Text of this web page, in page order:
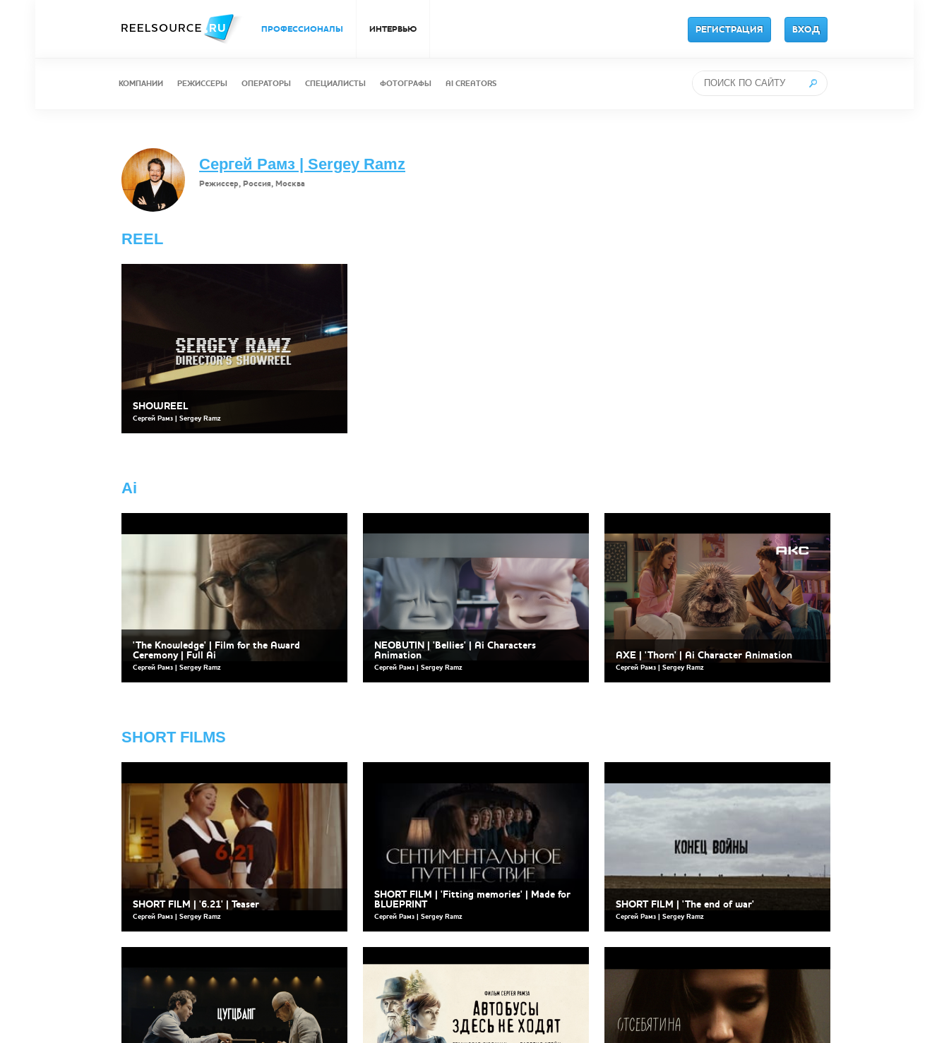
ПРОФЕССИОНАЛЫ ИНТЕРВЬЮ РЕГИСТРАЦИЯ ВХОД
КОМПАНИИ РЕЖИССЕРЫ ОПЕРАТОРЫ СПЕЦИАЛИСТЫ ФОТОГРАФЫ AI CREATORS
Сергей Рамз | Sergey Ramz
Режиссер, Россия, Москва
REEL
SHOWREEL
Сергей Рамз | Sergey Ramz
Ai
'The Knowledge' | Film for the Award
Ceremony | Full Ai
Сергей Рамз | Sergey Ramz
NEOBUTIN | 'Bellies' | Ai Characters
Animation
Сергей Рамз | Sergey Ramz
AXE | 'Thorn' | Ai Character Animation
Сергей Рамз | Sergey Ramz
SHORT FILMS
SHORT FILM | '6.21' | Teaser
Сергей Рамз | Sergey Ramz
SHORT FILM | 'Fitting memories' | Made for
BLUEPRINT
Сергей Рамз | Sergey Ramz
SHORT FILM | 'The end of war'
Сергей Рамз | Sergey Ramz